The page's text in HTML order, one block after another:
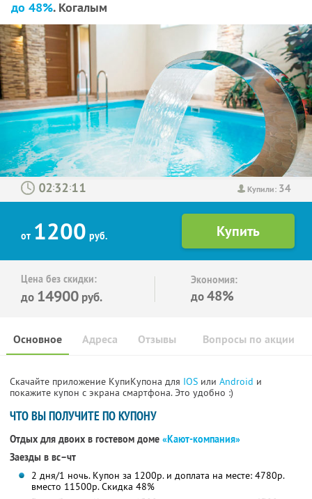
до 48%. Когалым
Купили: 34
: :
от 1200 руб.
Цена без скидки:
до 14900 руб.
Экономия:
до48%
Основное Отзывы Вопросы по акции
Адреса
Скачайте приложение КупиКупона для IOS или Android и
покажите купон с экрана смартфона. Это удобно :)
ЧТО ВЫ ПОЛУЧИТЕ ПО КУПОНУ
Отдых для двоих в гостевом доме «Кают-компания»
Заезды в вс–чт
2 дня/1 ночь. Купон за 1200р. и доплата на месте: 4780р.
вместо 11500р. Скидка 48%